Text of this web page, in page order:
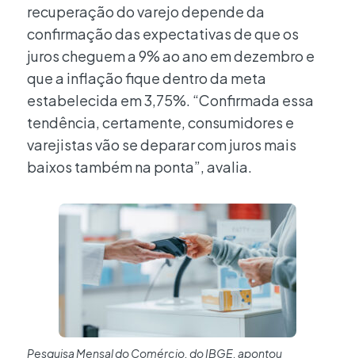
recuperação do varejo depende da
confirmação das expectativas de que os
juros cheguem a 9% ao ano em dezembro e
que a inflação fique dentro da meta
estabelecida em 3,75%. “Confirmada essa
tendência, certamente, consumidores e
varejistas vão se deparar com juros mais
baixos também na ponta”, avalia.
Pesquisa Mensal do Comércio, do IBGE, apontou